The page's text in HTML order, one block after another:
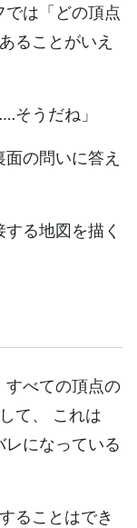
では「どの頂点
ることがいえ
そうだね」
の問いに答え
る地図を描く
すべての頂点の
て、 これは
レになっている
ることはでき